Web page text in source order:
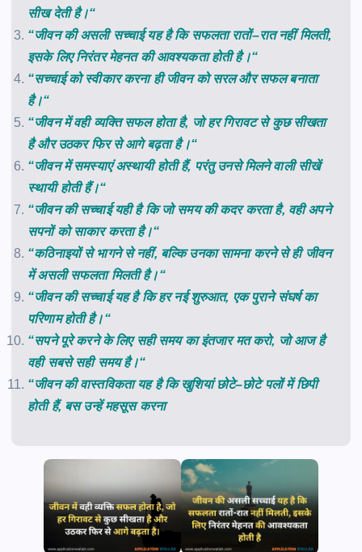
सीख देती है।“
“जीवन की असली सच्चाई यह है कि सफलता रातों–रात नहीं मिलती,
इसके लिए निरंतर मेहनत की आवश्यकता होती है।“
“सच्चाई को स्वीकार करना ही जीवन को सरल और सफल बनाता
है।“
“जीवन में वही व्यक्ति सफल होता है, जो हर गिरावट से कुछ सीखता
है और उठकर फिर से आगे बढ़ता है।“
“जीवन में समस्याएं अस्थायी होती हैं, परंतु उनसे मिलने वाली सीखें
स्थायी होती हैं।“
“जीवन की सच्चाई यही है कि जो समय की कदर करता है, वही अपने
सपनों को साकार करता है।“
“कठिनाइयों से भागने से नहीं, बल्कि उनका सामना करने से ही जीवन
में असली सफलता मिलती है।“
“जीवन की सच्चाई यह है कि हर नई शुरुआत, एक पुराने संघर्ष का
परिणाम होती है।“
“सपने पूरे करने के लिए सही समय का इंतजार मत करो, जो आज है
वही सबसे सही समय है।“
“जीवन की वास्तविकता यह है कि खुशियां छोटे–छोटे पलों में छिपी
होती हैं, बस उन्हें महसूस करना